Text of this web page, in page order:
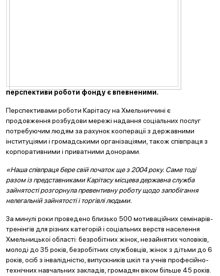
перспективи роботи фонду є впевненими.
Перспективами роботи Карітасу на Хмельниччині є
продовження розбудови мережі надання соціальних послуг
потребуючим людям за рахунок кооперації з державними
інституціями і громадськими організаціями, також співпраця з
корпоративними і приватними донорами.
«Наша співпраця бере свій початок ще з 2004 року. Саме тоді
разом із представниками Карітасу місцева державна служба
зайнятості розгорнула превентивну роботу щодо запобігання
нелегальній зайнятості і торгівлі людьми.
За минулі роки проведено близько 500 мотиваційних семінарів-
тренінгів для різних категорій і соціальних верств населення
Хмельницької області: безробітних жінок, незайнятих чоловіків,
молоді до 35 років, безробітних службовців, жінок з дітьми до 6
років, осіб з інвалідністю, випускників шкіл та учнів професійно-
технічних навчальних закладів, громадян віком більше 45 років.